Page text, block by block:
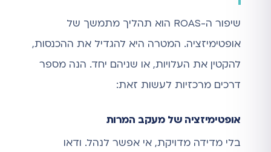
שיפור ה-ROAS הוא תהליך מתמשך של
אופטימיזציה. המטרה היא להגדיל את ההכנסות,
להקטין את העלויות, או שניהם יחד. הנה מספר
דרכים מרכזיות לעשות זאת:
אופטימיזציה של מעקב המרות
בלי מדידה מדויקת, אי אפשר לנהל. ודאו